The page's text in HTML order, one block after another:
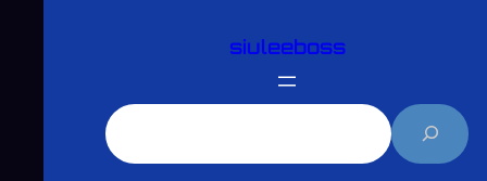
siuleeboss